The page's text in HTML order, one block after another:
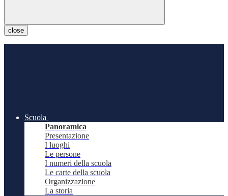
close
Scuola
Panoramica
Presentazione
I luoghi
Le persone
I numeri della scuola
Le carte della scuola
Organizzazione
La storia